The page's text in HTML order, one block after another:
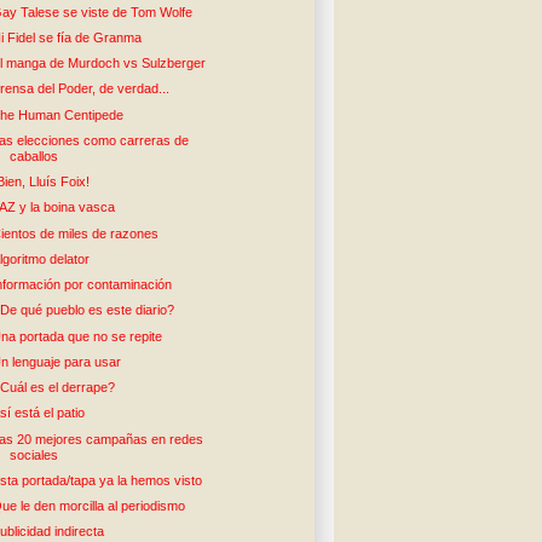
Talese se viste de Tom Wolfe
Fidel se fía de Granma
manga de Murdoch vs Sulzberger
del Poder, de verdad...
Human Centipede
elecciones como carreras de
caballos
Lluís Foix!
y la boina vasca
de miles de razones
delator
por contaminación
qué pueblo es este diario?
portada que no se repite
lenguaje para usar
es el derrape?
está el patio
20 mejores campañas en redes
sociales
portada/tapa ya la hemos visto
le den morcilla al periodismo
indirecta